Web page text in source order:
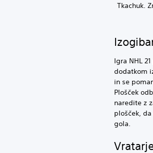
Tkachuk.
Igra NHL
dodatkom
in se
Plošček
naredite z
plošček,
gola.